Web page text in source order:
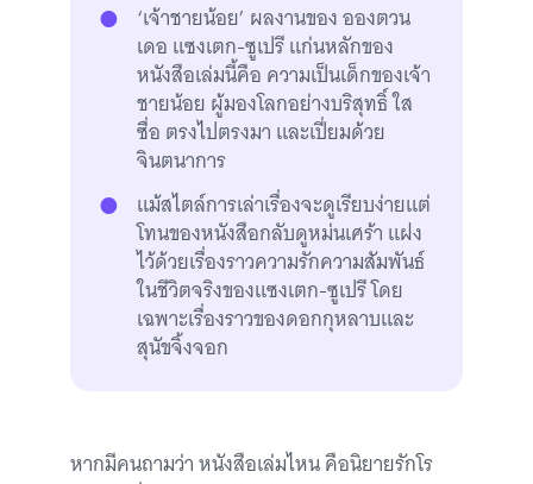
‘เจ้าชายน้อย’ ผลงานของ อองตวน
เดอ แซงเตก-ซูเปรี แก่นหลักของ
หนังสือเล่มนี้คือ ความเป็นเด็กของเจ้า
ชายน้อย ผู้มองโลกอย่างบริสุทธิ์ ใส
ซื่อ ตรงไปตรงมา และเปี่ยมด้วย
จินตนาการ
แม้สไตล์การเล่าเรื่องจะดูเรียบง่ายแต่
โทนของหนังสือกลับดูหม่นเศร้า แฝง
ไว้ด้วยเรื่องราวความรักความสัมพันธ์
ในชีวิตจริงของแซงเตก-ซูเปรี โดย
เฉพาะเรื่องราวของดอกกุหลาบและ
สุนัขจิ้งจอก
หากมีคนถามว่า หนังสือเล่มไหน คือนิยายรักโร